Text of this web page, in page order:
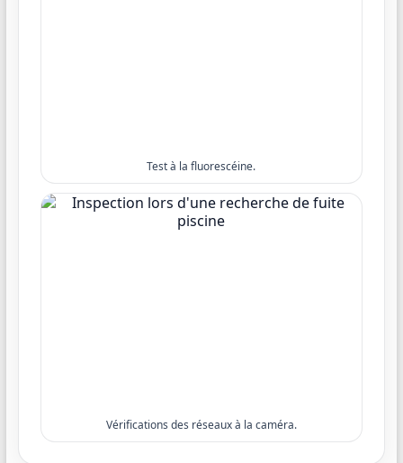
Test à la fluorescéine.
Vérifications des réseaux à la caméra.